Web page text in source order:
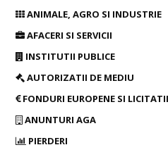
ANIMALE, AGRO SI INDUSTRIE
AFACERI SI SERVICII
INSTITUTII PUBLICE
AUTORIZATII DE MEDIU
FONDURI EUROPENE SI LICITATII
ANUNTURI AGA
PIERDERI